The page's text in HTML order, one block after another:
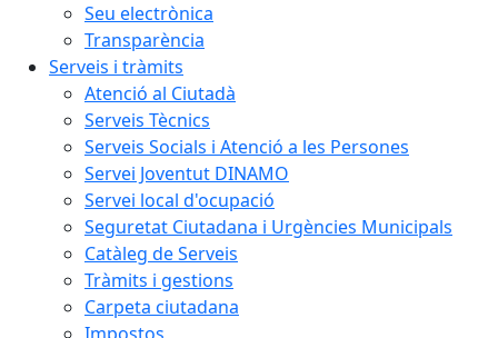
Seu electrònica
Transparència
Serveis i tràmits
Atenció al Ciutadà
Serveis Tècnics
Serveis Socials i Atenció a les Persones
Servei Joventut DINAMO
Servei local d'ocupació
Seguretat Ciutadana i Urgències Municipals
Catàleg de Serveis
Tràmits i gestions
Carpeta ciutadana